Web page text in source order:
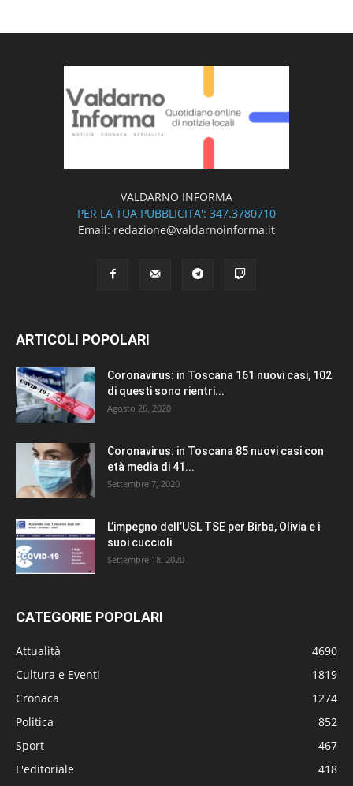
VALDARNO INFORMA
PER LA TUA PUBBLICITA': 347.3780710
Email: redazione@valdarnoinforma.it
ARTICOLI POPOLARI
Coronavirus: in Toscana 161 nuovi casi, 102
di questi sono rientri...
Agosto 26, 2020
Coronavirus: in Toscana 85 nuovi casi con
età media di 41...
Settembre 7, 2020
L’impegno dell’USL TSE per Birba, Olivia e i
suoi cuccioli
Settembre 18, 2020
CATEGORIE POPOLARI
Attualità
4690
Cultura e Eventi
1819
Cronaca
1274
Politica
852
Sport
467
L'editoriale
418